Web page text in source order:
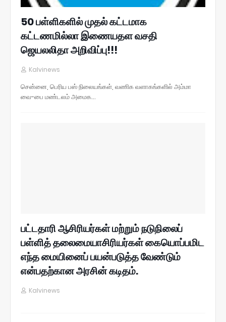
50 பள்ளிகளில் முதல் கட்டமாக
கட்டணமில்லா இணையதள வசதி
ஜெயலலிதா அறிவிப்பு!!!
Kalvinews
சென்னை, பெரிய பஸ் நிலையங்கள், வணிக வளாகங்களில் அம்மா
வை-பை மண்டலம் அமைக…
பட்டதாரி ஆசிரியர்கள் மற்றும் நடுநிலைப்
பள்ளித் தலைமையாசிரியர்கள் கையொப்பமிட
எந்த மையினைப் பயன்படுத்த வேண்டும்
என்பதற்கான அரசின் கடிதம்.
Kalvinews